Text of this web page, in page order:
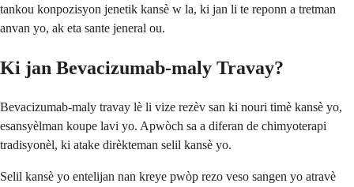
tankou konpozisyon jenetik kansè w la, ki jan li te reponn a tretman
anvan yo, ak eta sante jeneral ou.
Ki jan Bevacizumab-maly Travay?
Bevacizumab-maly travay lè li vize rezèv san ki nouri timè kansè yo,
esansyèlman koupe lavi yo. Apwòch sa a diferan de chimyoterapi
tradisyonèl, ki atake dirèkteman selil kansè yo.
Selil kansè yo entelijan nan kreye pwòp rezo veso sangen yo atravè